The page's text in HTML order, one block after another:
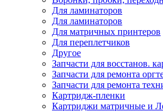
Для ламинаторов
Для ламинаторов
Для матричных принтеров
Для переплетчиков
Другое
Запчасти для восстанов.
Запчасти для ремонта
Запчасти для ремонта
Картридж-пленки
Картриджи матричные и